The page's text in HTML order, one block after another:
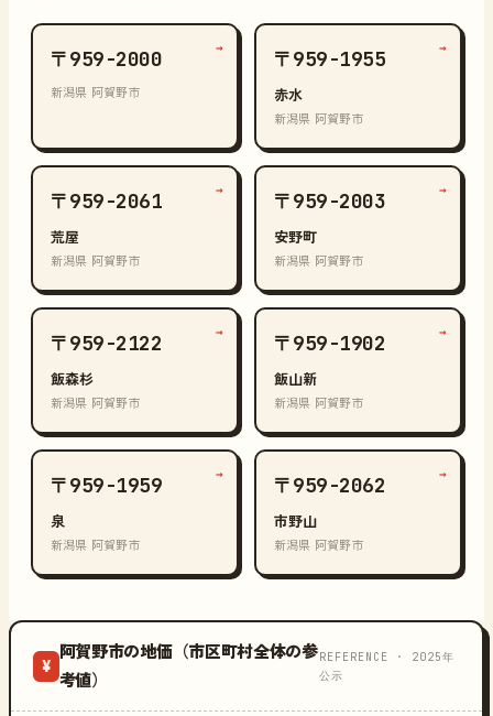
〒959-2000
新潟県 阿賀野市
→ 〒959-1955
赤水
新潟県 阿賀野市
→
〒959-2061
荒屋
新潟県 阿賀野市
→ 〒959-2003
安野町
新潟県 阿賀野市
→
〒959-2122
飯森杉
新潟県 阿賀野市
→ 〒959-1902
飯山新
新潟県 阿賀野市
→
〒959-1959
泉
新潟県 阿賀野市
→ 〒959-2062
市野山
新潟県 阿賀野市
→
¥
阿賀野市の地価（市区町村全体の参
考値）
REFERENCE · 2025年
公示